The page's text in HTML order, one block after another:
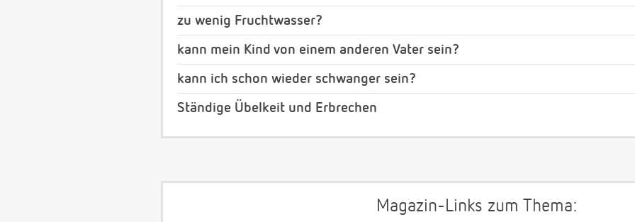
zu wenig Fruchtwasser?
kann mein Kind von einem anderen Vater sein?
kann ich schon wieder schwanger sein?
Ständige Übelkeit und Erbrechen
Magazin-Links zum Thema: